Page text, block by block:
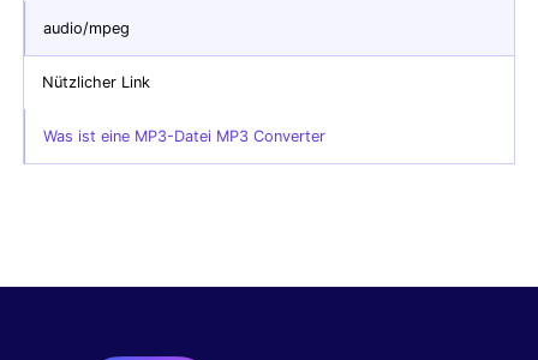
audio/mpeg
Nützlicher Link
Was ist eine MP3-Datei MP3 Converter